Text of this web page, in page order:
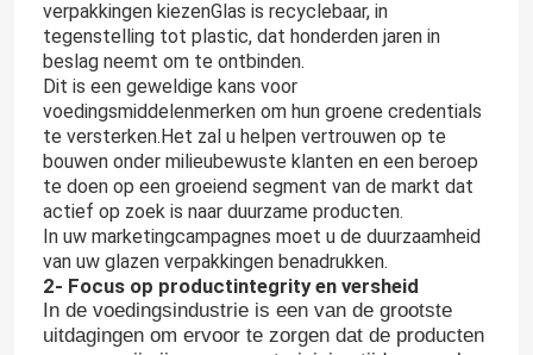
verpakkingen kiezenGlas is recyclebaar, in
tegenstelling tot plastic, dat honderden jaren in
beslag neemt om te ontbinden.
Dit is een geweldige kans voor
voedingsmiddelenmerken om hun groene credentials
te versterken.Het zal u helpen vertrouwen op te
bouwen onder milieubewuste klanten en een beroep
te doen op een groeiend segment van de markt dat
actief op zoek is naar duurzame producten.
In uw marketingcampagnes moet u de duurzaamheid
van uw glazen verpakkingen benadrukken.
2- Focus op productintegrity en versheid
In de voedingsindustrie is een van de grootste
uitdagingen om ervoor te zorgen dat de producten